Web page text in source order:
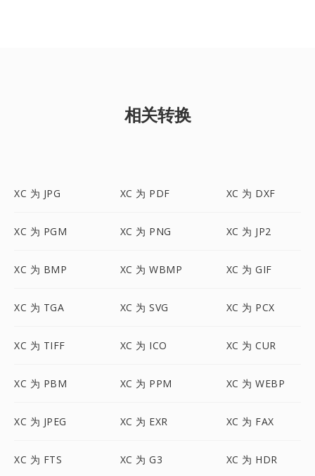
相关转换
XC 为 JPG XC 为 PDF XC 为 DXF
XC 为 PGM XC 为 PNG XC 为 JP2
XC 为 BMP XC 为 WBMP XC 为 GIF
XC 为 TGA XC 为 SVG XC 为 PCX
XC 为 TIFF XC 为 ICO XC 为 CUR
XC 为 PBM XC 为 PPM XC 为 WEBP
XC 为 JPEG XC 为 EXR XC 为 FAX
XC 为 FTS XC 为 G3 XC 为 HDR